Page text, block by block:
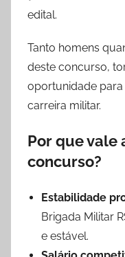
edital.
Tanto homens
deste concurso,
oportunidade
carreira militar.
Por que vale
concurso?
Estabilidade
Brigada Militar
e estável.